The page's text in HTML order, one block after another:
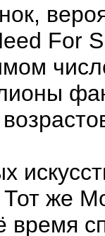
For
Тот же
время